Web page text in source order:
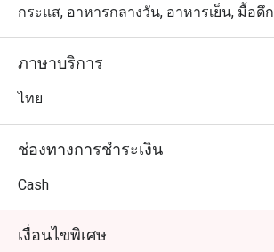
กระแส, อาหารกลางวัน, อาหารเย็น, มื้อดึก
ภาษาบริการ
ไทย
ช่องทางการชำระเงิน
Cash
เงื่อนไขพิเศษ